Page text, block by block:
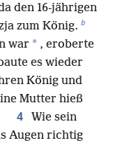
den 16-jährigen
zum König. b
war * , eroberte
es wieder
König und
Mutter hieß
4
Wie sein
Augen richtig